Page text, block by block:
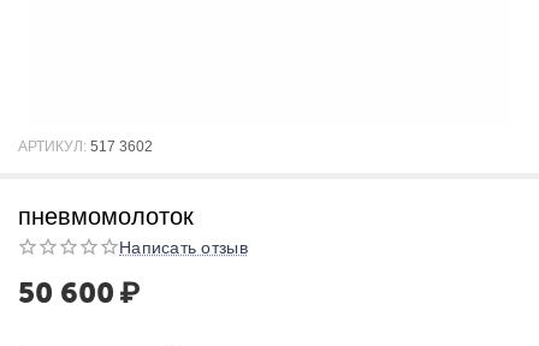
АРТИКУЛ: 517 3602
пневмомолоток
Написать отзыв
50 600 ₽